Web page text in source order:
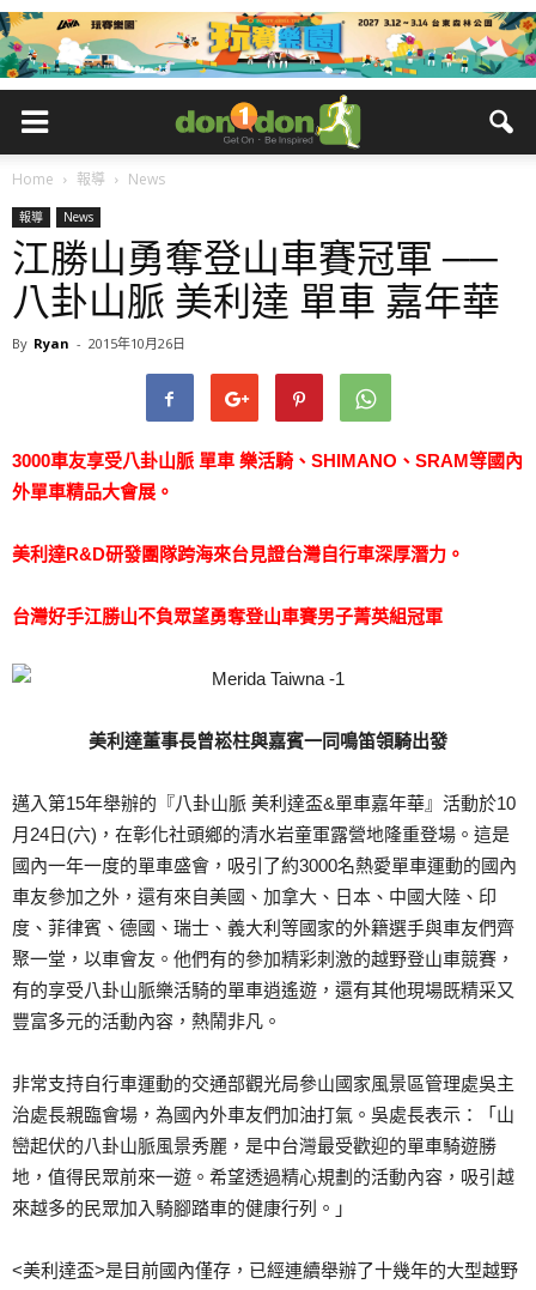
Home 報導 News
報導 News
江勝山勇奪登山車賽冠軍 ──
八卦山脈 美利達 單車 嘉年華
By Ryan - 2015年10月26日
3000車友享受八卦山脈 單車 樂活騎、SHIMANO、SRAM等國內
外單車精品大會展。
美利達R&D研發團隊跨海來台見證台灣自行車深厚潛力。
台灣好手江勝山不負眾望勇奪登山車賽男子菁英組冠軍
美利達董事長曾崧柱與嘉賓一同鳴笛領騎出發
邁入第15年舉辦的『八卦山脈 美利達盃&單車嘉年華』活動於10
月24日(六)，在彰化社頭鄉的清水岩童軍露營地隆重登場。這是
國內一年一度的單車盛會，吸引了約3000名熱愛單車運動的國內
車友參加之外，還有來自美國、加拿大、日本、中國大陸、印
度、菲律賓、德國、瑞士、義大利等國家的外籍選手與車友們齊
聚一堂，以車會友。他們有的參加精彩刺激的越野登山車競賽，
有的享受八卦山脈樂活騎的單車逍遙遊，還有其他現場既精采又
豐富多元的活動內容，熱鬧非凡。
非常支持自行車運動的交通部觀光局參山國家風景區管理處吳主
治處長親臨會場，為國內外車友們加油打氣。吳處長表示：「山
巒起伏的八卦山脈風景秀麗，是中台灣最受歡迎的單車騎遊勝
地，值得民眾前來一遊。希望透過精心規劃的活動內容，吸引越
來越多的民眾加入騎腳踏車的健康行列。」
<美利達盃>是目前國內僅存，已經連續舉辦了十幾年的大型越野